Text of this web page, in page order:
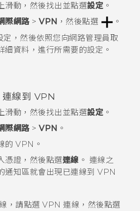
滑動，然後找出並點選設定 。
際網路> VPN ，然後點選
。
，然後依照您向網路管理員取
細資料，進行所需要的設定。
連線到 VPN
滑動，然後找出並點選設定 。
際網路> VPN 。
的 VPN。
憑證，然後點選連線 。 連線之
通知區就會出現已連線到 VPN
，請點選 VPN 連線，然後點選